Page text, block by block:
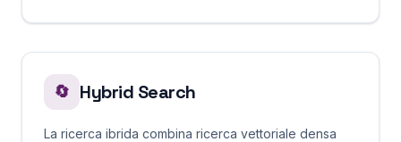
🔄 Hybrid Search
La ricerca ibrida combina ricerca vettoriale densa